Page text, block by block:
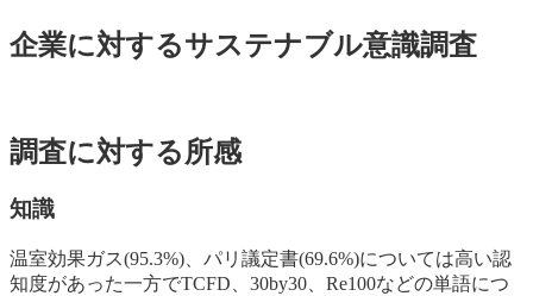
企業に対するサステナブル意識調査
調査に対する所感
知識
温室効果ガス(95.3%)、パリ議定書(69.6%)については高い認
知度があった一方でTCFD、30by30、Re100などの単語につ